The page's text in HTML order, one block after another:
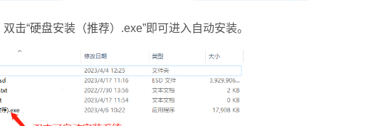
“硬盘安装（推荐）.exe”即可进入自动安装。